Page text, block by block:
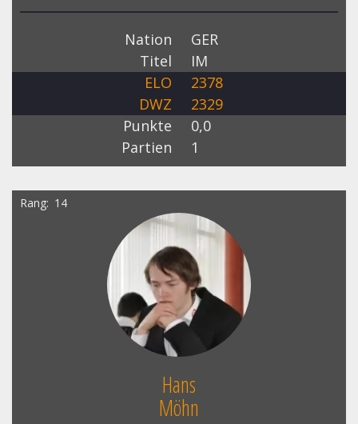
Nation
GER
Titel
IM
ELO
2378
DWZ
2329
Punkte
0,0
Partien
1
Rang 14
Hans
Möhn